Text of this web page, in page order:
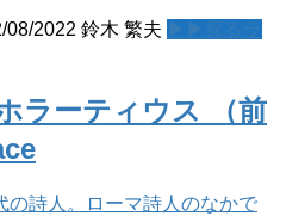
08/2022 鈴木 繁夫
ラーティウス （前
の詩人。ローマ詩人のなかで